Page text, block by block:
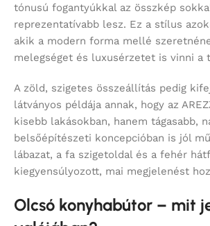
tónusú fogantyúkkal az összkép
reprezentatívabb lesz. Ez a stílus
akik a modern forma mellé
melegséget és luxusérzetet is vinni a
A zöld, szigetes összeállítás pedig
látványos példája annak, hogy az
kisebb lakásokban, hanem tágasabb,
belsőépítészeti koncepcióban is jól
lábazat, a fa szigetoldal és a fehér
kiegyensúlyozott, mai megjelenést
Olcsó konyhabútor – mit